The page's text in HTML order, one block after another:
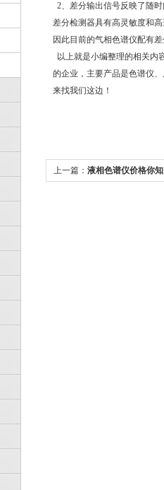
2、差分输出信号反映了随
差分检测器具有高灵敏度和
因此目前的气相色谱仪配有
以上就是小编整理的相关内
的企业，主要产品是色谱仪
来找我们这边！
上一篇： 液相色谱仪价格你